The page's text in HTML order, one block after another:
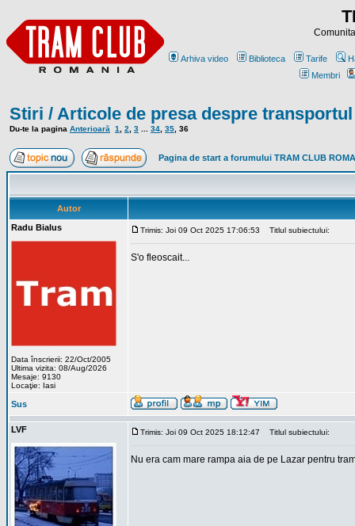
Arhiva video Biblioteca Tarife
Membri
Stiri / Articole de presa despre
Du-te la pagina Anterioară 1 2 3 34 35 36
Pagina de start a forumului TRAM CLUB
Autor
Radu Bialus
Data înscrierii: 22/Oct/2005
Ultima vizita: 08/Aug/2026
Mesaje: 9130
Locaţie: Iasi
Trimis: Joi 09 Oct 2025 17:06:53 Titlul subiectului:
S'o fleoscait...
Sus
LVF Trimis: Joi 09 Oct 2025 18:12:47 Titlul subiectului:
Nu era cam mare rampa aia de pe Lazar pentru